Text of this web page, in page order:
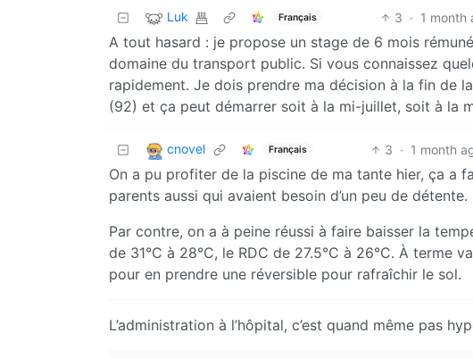
Luk Français 3 · 1 month
A tout hasard : je propose un stage de 6 mois
domaine du transport public. Si vous connaissez
rapidement. Je dois prendre ma décision à la fin de
(92) et ça peut démarrer soit à la mi-juillet, soit à la
cnovel Français 3 · 1 month
On a pu profiter de la piscine de ma tante hier, ça a
parents aussi qui avaient besoin d’un peu de détente.
Par contre, on a à peine réussi à faire baisser la
de 31°C à 28°C, le RDC de 27.5°C à 26°C. À terme
pour en prendre une réversible pour rafraîchir le sol.
L’administration à l’hôpital, c’est quand même pas